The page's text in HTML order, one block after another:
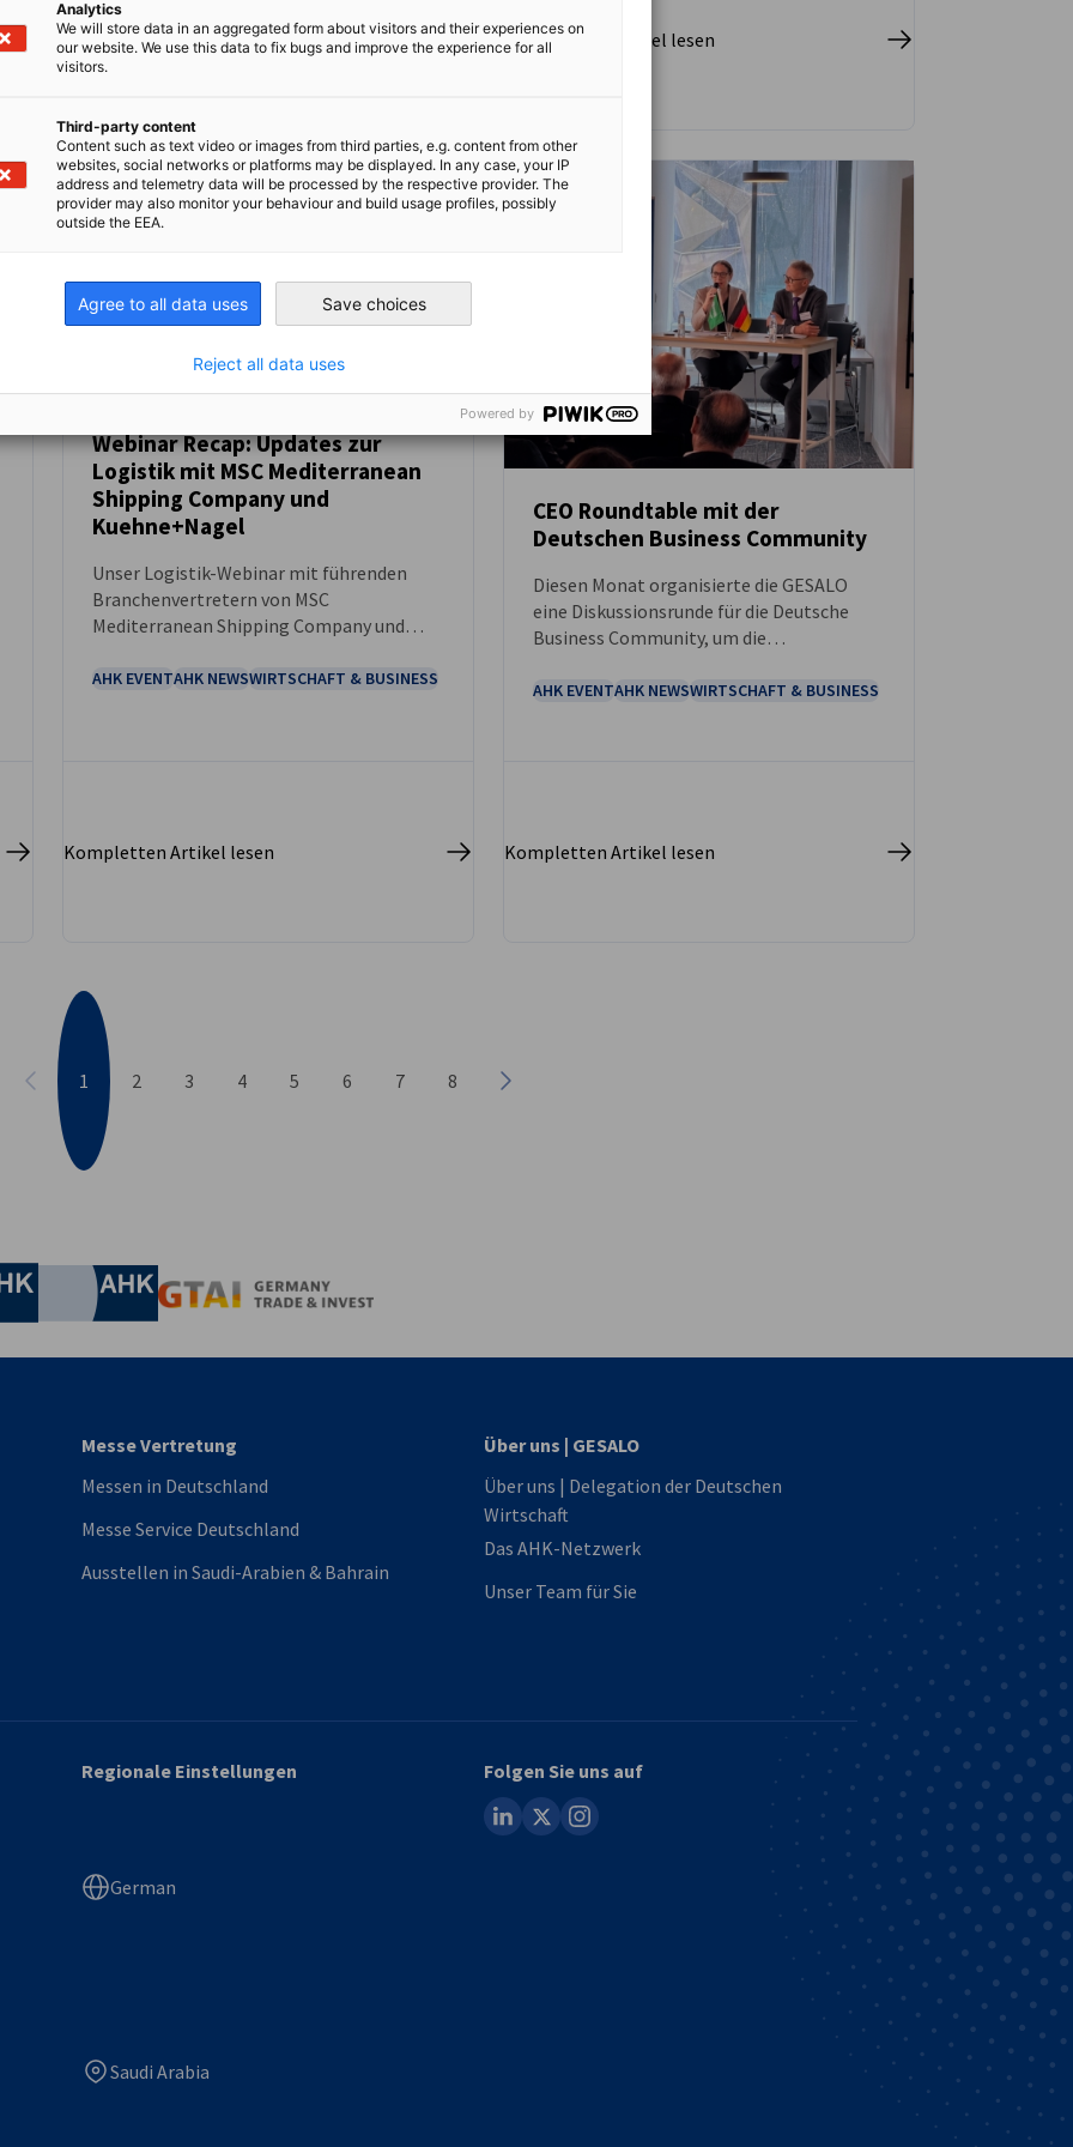
University of Petroleum & Minerals
(KFUPM) mitveranstaltet.
Kompletten Artikel lesen Kompletten Artikel lesen
NEUIGKEITEN
Webinar Recap: Updates zur
Logistik mit MSC Mediterranean
Shipping Company und
Kuehne+Nagel
Unser Logistik-Webinar mit führenden
Branchenvertretern von MSC
Mediterranean Shipping Company und
aktuelle Entwicklungen,
AHK EVENTAHK NEWSWIRTSCHAFT & BUSINESS
Kompletten Artikel lesen
CEO Roundtable mit der
Deutschen Business Community
Diesen Monat organisierte die GESALO
eine Diskussionsrunde für die Deutsche
Business Community, um die
unsere Unternehmen aufgrund der
AHK EVENTAHK NEWSWIRTSCHAFT & BUSINESS
Kompletten Artikel lesen
Vorherige
1 2 3 4 5 6 7 8
Nächste
Industrie- und Handelskammer
Industrie- und Handelskammer
AHK.de
Messe Vertretung
Messen in Deutschland
Messe Service Deutschland
Ausstellen in Saudi-Arabien & Bahrain
Über uns | GESALO
Über uns | Delegation der Deutschen
Wirtschaft
Das AHK-Netzwerk
Unser Team für Sie
Regionale Einstellungen
German
Saudi Arabia
Folgen Sie uns auf
linkedin
instagram
Analytics
We will store data in an aggregated form about visitors and their experiences on
our website. We use this data to fix bugs and improve the experience for all
visitors.
Third-party content
Content such as text video or images from third parties, e.g. content from other
websites, social networks or platforms may be displayed. In any case, your IP
address and telemetry data will be processed by the respective provider. The
provider may also monitor your behaviour and build usage profiles, possibly
outside the EEA.
Agree to all data uses Save choices
Reject all data uses
Powered by